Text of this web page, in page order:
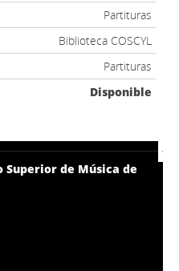
Partituras
Biblioteca COSCYL
Partituras
Disponible
de Música de